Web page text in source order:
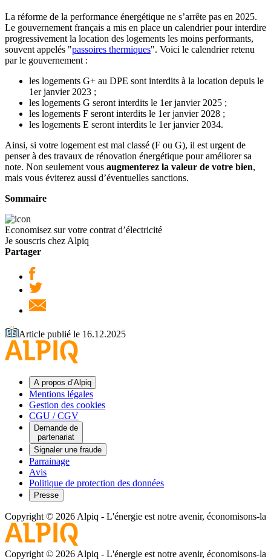
La réforme de la performance énergétique ne s’arrête pas en 2025.
Le gouvernement français a mis en place un calendrier pour interdire
progressivement la location des logements les moins performants,
souvent appelés "passoires thermiques". Voici le calendrier retenu
par le gouvernement :
les logements G+ au DPE sont interdits à la location depuis le
1er janvier 2023 ;
les logements G seront interdits le 1er janvier 2025 ;
les logements F seront interdits le 1er janvier 2028 ;
les logements E seront interdits le 1er janvier 2034.
Ainsi, si votre logement est mal classé (F ou G), il est urgent de
penser à des travaux de rénovation énergétique pour améliorer sa
note. Non seulement vous augmenterez la valeur de votre bien,
mais vous éviterez aussi d’éventuelles sanctions.
Sommaire
Economisez sur votre contrat d’électricité
Je souscris chez Alpiq
Partager
Article publié le 16.12.2025
A propos d’Alpiq
Mentions légales
Gestion des cookies
CGU / CGV
Demande de
partenariat
Signaler une fraude
Parrainage
Avis
Politique de protection des données
Presse
Copyright © 2026 Alpiq - L'énergie est notre avenir, économisons-la
Copyright © 2026 Alpiq - L'énergie est notre avenir, économisons-la